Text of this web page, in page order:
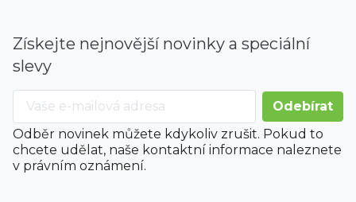
Získejte nejnovější novinky a speciální
slevy
Odběr novinek můžete kdykoliv zrušit. Pokud to
chcete udělat, naše kontaktní informace naleznete
v právním oznámení.